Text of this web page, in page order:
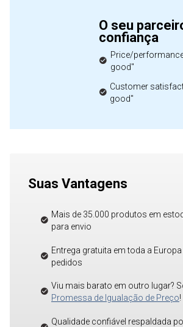
O seu
confiança
Price/
good"
Customer
good"
Suas Vantagens
Mais de 35.000 produtos em
para envio
Entrega gratuita em toda a
pedidos
Viu mais barato em outro lugar?
Promessa de Igualação de Preço!
Qualidade confiável respaldada